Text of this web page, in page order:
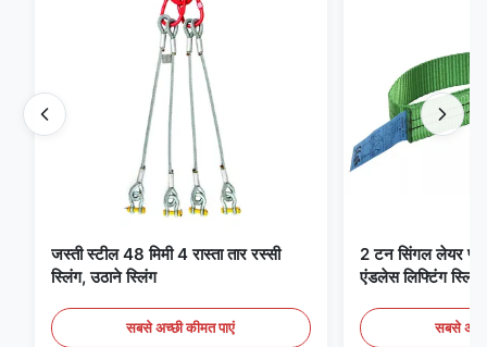
जस्ती स्टील 48 मिमी 4 रास्ता तार रस्सी
स्लिंग, उठाने स्लिंग
सबसे अच्छी कीमत पाएं
2 टन सिंगल लेयर
एंडलेस लिफ्टिंग स्लिंग्स
सबसे